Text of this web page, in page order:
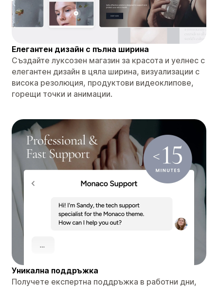
Елегантен дизайн с пълна ширина
Създайте луксозен магазин за красота и уелнес с
елегантен дизайн в цяла ширина, визуализации с
висока резолюция, продуктови видеоклипове,
горещи точки и анимации.
Уникална поддръжка
Получете експертна поддръжка в работни дни,